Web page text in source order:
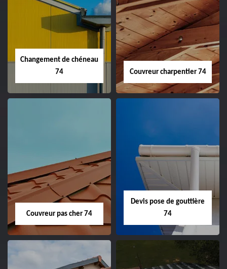
Changement de chéneau
74
Couvreur charpentier 74
Couvreur pas cher 74
Devis pose de gouttière
74